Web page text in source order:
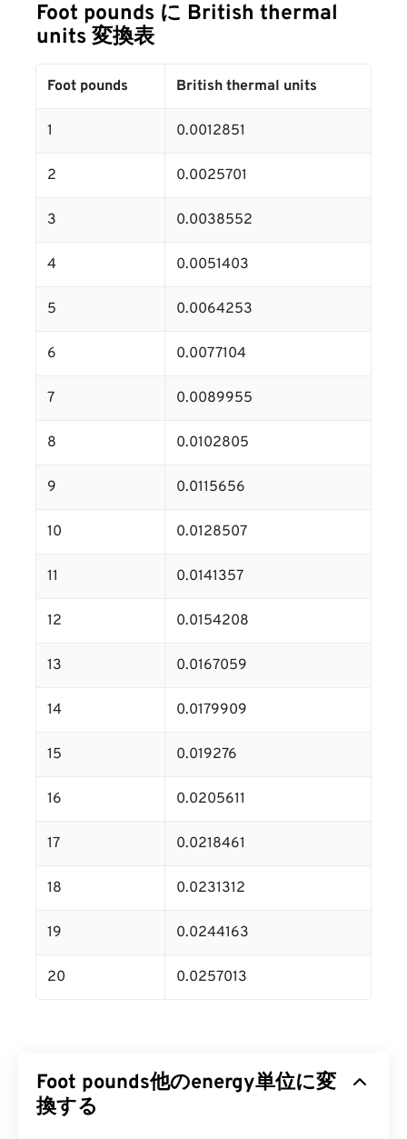
Foot pounds に British thermal
units 変換表
Foot pounds British thermal units
1 0.0012851
2 0.0025701
3 0.0038552
4 0.0051403
5 0.0064253
6 0.0077104
7 0.0089955
8 0.0102805
9 0.0115656
10 0.0128507
11 0.0141357
12 0.0154208
13 0.0167059
14 0.0179909
15 0.019276
16 0.0205611
17 0.0218461
18 0.0231312
19 0.0244163
20 0.0257013
Foot pounds他のenergy単位に変
換する